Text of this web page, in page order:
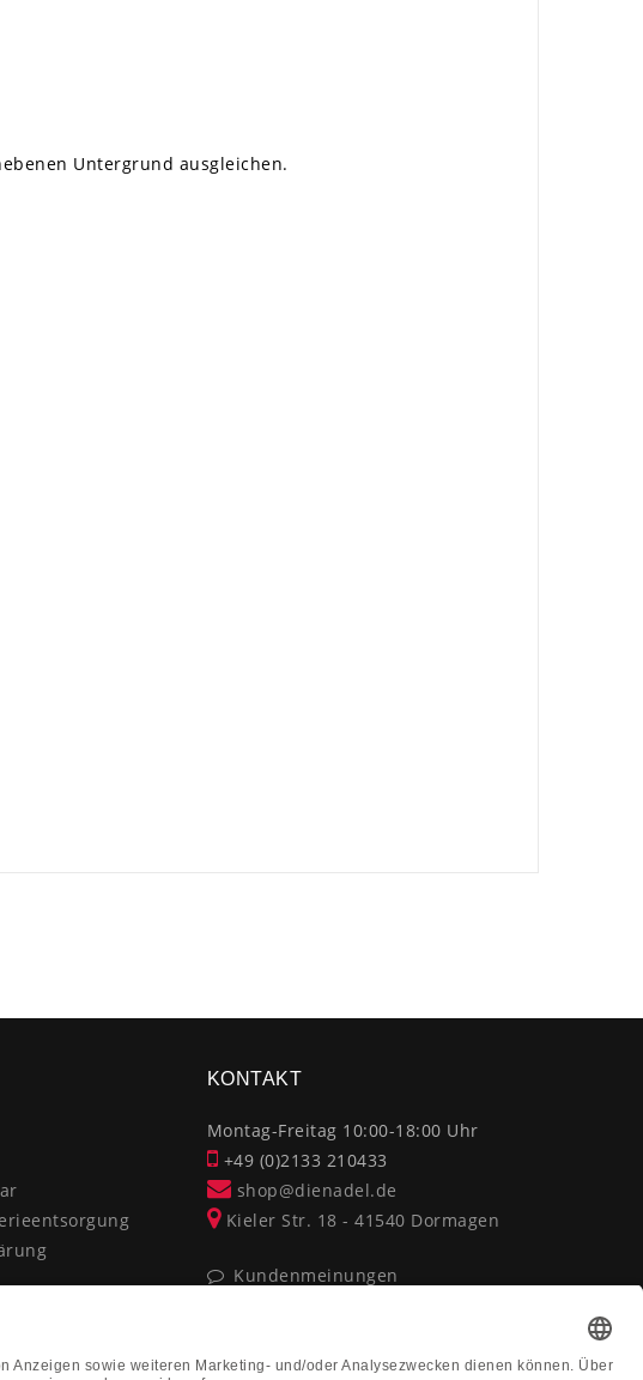
Untergrund ausgleichen.
KONTAKT
Montag-Freitag 10:00-18:00 Uhr
+49 (0)2133 210433
shop@dienadel.de
Kieler Str. 18 - 41540 Dormagen
Kundenmeinungen